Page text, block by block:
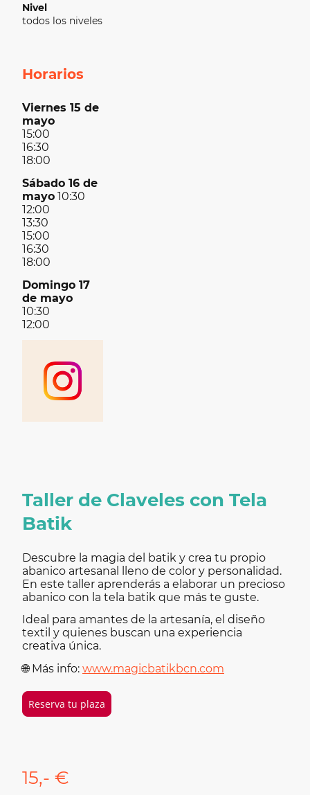
Nivel
todos los niveles
Horarios
Viernes 15 de
mayo
15:00
16:30
18:00
Sábado 16 de
mayo 10:30
12:00
13:30
15:00
16:30
18:00
Domingo 17
de mayo
10:30
12:00
Taller de Claveles con Tela
Batik
Descubre la magia del batik y crea tu propio
abanico artesanal lleno de color y personalidad.
En este taller aprenderás a elaborar un precioso
abanico con la tela batik que más te guste.
Ideal para amantes de la artesanía, el diseño
textil y quienes buscan una experiencia
creativa única.
🌐 Más info: www.magicbatikbcn.com
Reserva tu plaza
15,- €